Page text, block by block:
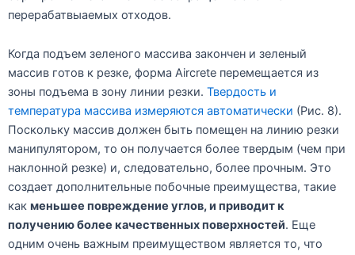
перерабатвыаемых отходов.
Когда подъем зеленого массива закончен и зеленый
массив готов к резке, форма Aircrete перемещается из
зоны подъема в зону линии резки. Твердость и
температура массива измеряются автоматически (Рис. 8).
Поскольку массив должен быть помещен на линию резки
манипулятором, то он получается более твердым (чем при
наклонной резке) и, следовательно, более прочным. Это
создает дополнительные побочные преимущества, такие
как меньшее повреждение углов, и приводит к
получению более качественных поверхностей. Еще
одним очень важным преимуществом является то, что